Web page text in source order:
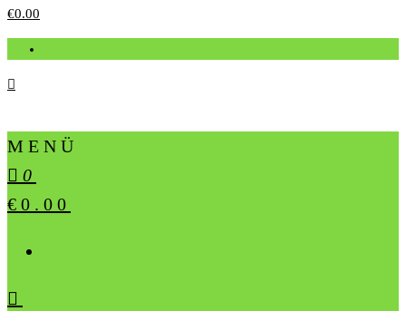
€0.00
MENÜ
0
€0.00